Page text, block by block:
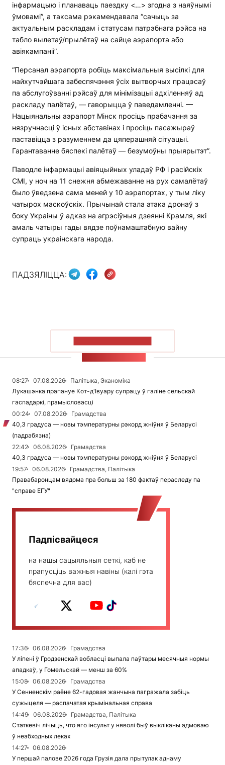
інфармацыю і планаваць паездку <…> згодна з наяўнымі
ўмовамі”, а таксама рэкамендавала “сачыць за
актуальным раскладам і статусам патрэбнага рэйса на
табло вылетаў/прылётаў на сайце аэрапорта або
авіякампаніі”.
“Персанал аэрапорта робіць максімальныя высілкі для
найхутчэйшага забеспячэння ўсіх вытворчых працэсаў
па абслугоўванні рэйсаў для мінімізацыі адхіленняў ад
раскладу палётаў, — гаворыцца ў паведамленні. —
Нацыянальны аэрапорт Мінск просіць прабачэння за
нязручнасці ў існых абставінах і просіць пасажыраў
паставіцца з разуменнем да цяперашняй сітуацыі.
Гарантаванне бяспекі палётаў — безумоўны прыярытэт”.
Паводле інфармацыі авіяцыйных уладаў РФ і расійскіх
СМІ, у ноч на 11 снежня абмежаванне на рух самалётаў
было ўведзена сама меней у 10 аэрапортах, у тым ліку
чатырох маскоўскіх. Прычынай стала атака дронаў з
боку Украіны ў адказ на агрэсіўныя дзеянні Крамля, які
амаль чатыры гады вядзе поўнамаштабную вайну
супраць украінскага народа.
ПАДЗЯЛІЦЦА:
08:27 07.08.2026
Палітыка, Эканоміка
Лукашэнка прапануе Кот-д'Івуару супрацу ў галіне сельскай
гаспадаркі, прамысловасці
00:24
07.08.2026
Грамадства
40,3 градуса — новы тэмпературны рэкорд жніўня ў Беларусі
(падрабязна)
22:42
06.08.2026
Грамадства
40,3 градуса — новы тэмпературны рэкорд жніўня ў Беларусі
19:57
06.08.2026
Грамадства, Палітыка
Правабаронцам вядома пра больш за 180 фактаў пераследу па
"справе ЕГУ"
Падпісвайцеся
на нашы сацыяльныя сеткі, каб не
прапусціць важныя навіны (калі гэта
бяспечна для вас)
17:36 06.08.2026
Грамадства
У ліпені ў Гродзенскай вобласці выпала паўтары месячныя нормы
ападкаў, у Гомельскай — менш за 60%
15:08
06.08.2026
Грамадства
У Сенненскім раёне 62-гадовая жанчына пагражала забіць
сужыцеля — распачатая крымінальная справа
14:49
06.08.2026
Грамадства, Палітыка
Статкевіч лічыць, что яго інсульт у няволі быў выкліканы адмоваю
ў неабходных леках
14:27
06.08.2026
У першай палове 2026 года Грузія дала прытулак аднаму